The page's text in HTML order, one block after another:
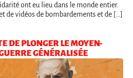
ont eu lieu dans le monde entier.
de vidéos de bombardements et de […]
DE PLONGER LE MOYEN-
GÉNÉRALISÉE